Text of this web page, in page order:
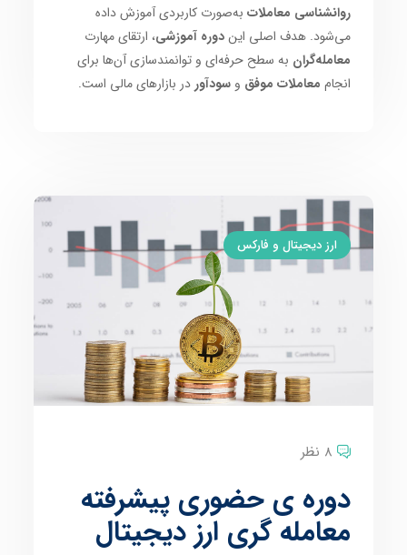
روانشناسی معاملات به‌صورت کاربردی آموزش داده
می‌شود. هدف اصلی ایندوره آموزشی، ارتقای مهارت
معامله‌گران به سطح حرفه‌ای و توانمندسازی آن‌ها برای
انجام معاملات موفق وسودآور در بازارهای مالی است.
ارز دیجیتال و فارکس
8 نظر
دوره ی حضوری پیشرفته
معامله گری ارز دیجیتال